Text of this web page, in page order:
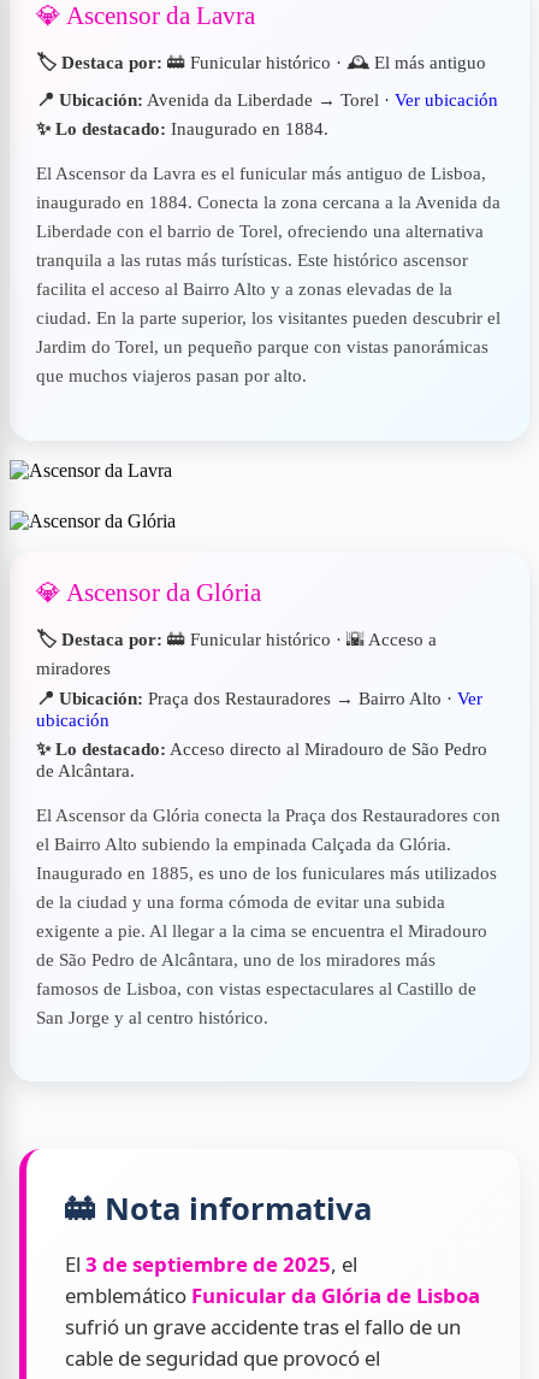
💎 Ascensor da Lavra
🏷️ Destaca por: 🚋 Funicular histórico · 🕰 El más antiguo
📍 Ubicación: Avenida da Liberdade → Torel ·Ver ubicación
✨ Lo destacado: Inaugurado en 1884.
El Ascensor da Lavra es el funicular más antiguo de Lisboa,
inaugurado en 1884. Conecta la zona cercana a la Avenida da
Liberdade con el barrio de Torel, ofreciendo una alternativa
tranquila a las rutas más turísticas. Este histórico ascensor
facilita el acceso al Bairro Alto y a zonas elevadas de la
ciudad. En la parte superior, los visitantes pueden descubrir el
Jardim do Torel, un pequeño parque con vistas panorámicas
que muchos viajeros pasan por alto.
💎 Ascensor da Glória
🏷️ Destaca por: 🚋 Funicular histórico · 🌇 Acceso a
miradores
📍 Ubicación: Praça dos Restauradores → Bairro Alto ·Ver
ubicación
✨ Lo destacado: Acceso directo al Miradouro de São Pedro
de Alcântara.
El Ascensor da Glória conecta la Praça dos Restauradores con
el Bairro Alto subiendo la empinada Calçada da Glória.
Inaugurado en 1885, es uno de los funiculares más utilizados
de la ciudad y una forma cómoda de evitar una subida
exigente a pie. Al llegar a la cima se encuentra el Miradouro
de São Pedro de Alcântara, uno de los miradores más
famosos de Lisboa, con vistas espectaculares al Castillo de
San Jorge y al centro histórico.
🚋 Nota informativa
El 3 de septiembre de 2025, el
emblemático Funicular da Glória de Lisboa
sufrió un grave accidente tras el fallo de un
cable de seguridad que provocó el